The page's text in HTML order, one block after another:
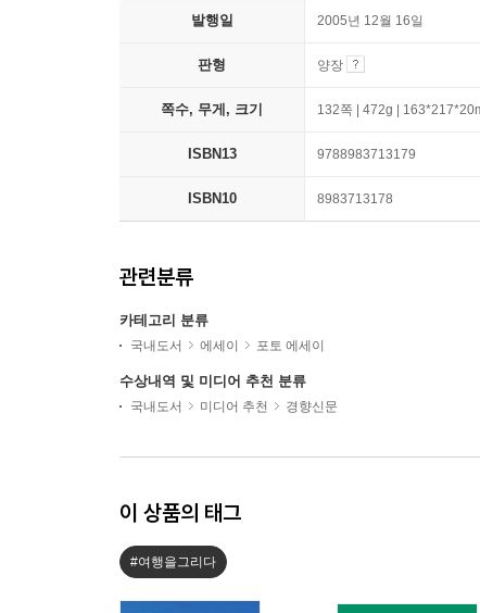
발행일 2005년 12월 16일
판형 양장
쪽수, 무게, 크기 132쪽 | 472g |
ISBN13 9788983713179
ISBN10 8983713178
관련분류
카테고리 분류
국내도서 에세이 포토 에세이
수상내역 및 미디어 추천 분류
국내도서 미디어 추천 경향신문
이 상품의 태그
#여행을그리다